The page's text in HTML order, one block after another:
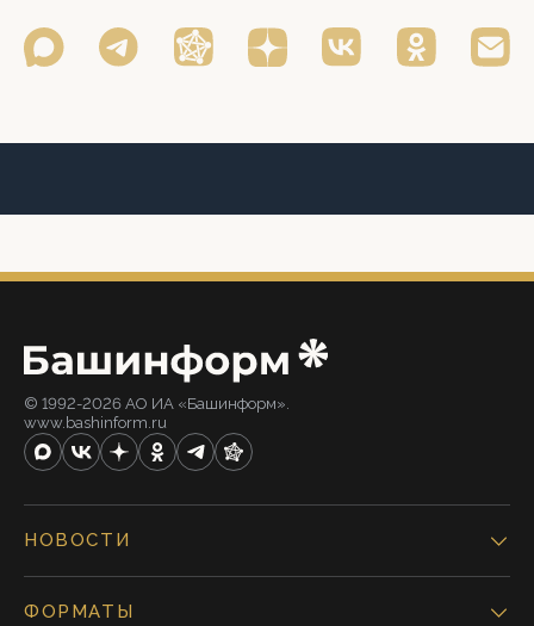
© 1992-2026 АО ИА «Башинформ».
www.bashinform.ru
НОВОСТИ
ФОРМАТЫ